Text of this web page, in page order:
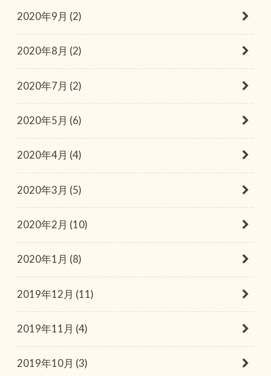
2020年9月 (2)
2020年8月 (2)
2020年7月 (2)
2020年5月 (6)
2020年4月 (4)
2020年3月 (5)
2020年2月 (10)
2020年1月 (8)
2019年12月 (11)
2019年11月 (4)
2019年10月 (3)